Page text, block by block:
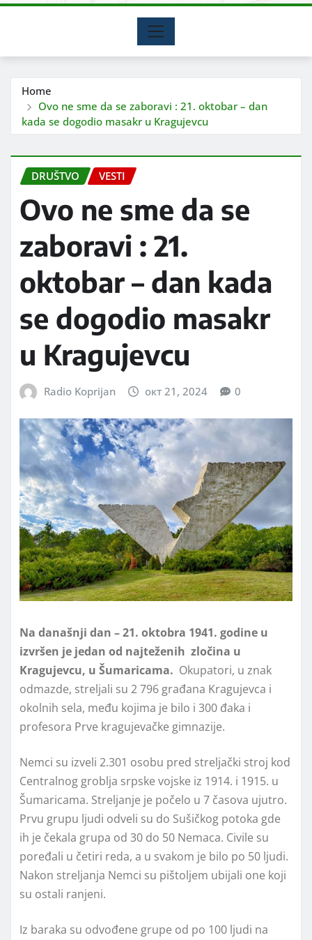
Home
Ovo ne sme da se zaboravi : 21. oktobar – dan
kada se dogodio masakr u Kragujevcu
DRUŠTVO VESTI
Ovo ne sme da se
zaboravi : 21.
oktobar – dan kada
se dogodio masakr
u Kragujevcu
Radio Koprijan окт 21, 2024 0
Na današnji dan – 21. oktobra 1941. godine u
izvršen je jedan od najteženih zločina u
Kragujevcu, u Šumaricama. Okupatori, u znak
odmazde, streljali su 2 796 građana Kragujevca i
okolnih sela, među kojima je bilo i 300 đaka i
profesora Prve kragujevačke gimnazije.
Nemci su izveli 2.301 osobu pred streljački stroj kod
Centralnog groblja srpske vojske iz 1914. i 1915. u
Šumaricama. Streljanje je počelo u 7 časova ujutro.
Prvu grupu ljudi odveli su do Sušičkog potoka gde
ih je čekala grupa od 30 do 50 Nemaca. Civile su
poređali u četiri reda, a u svakom je bilo po 50 ljudi.
Nakon streljanja Nemci su pištoljem ubijali one koji
su ostali ranjeni.
Iz baraka su odvođene grupe od po 100 ljudi na